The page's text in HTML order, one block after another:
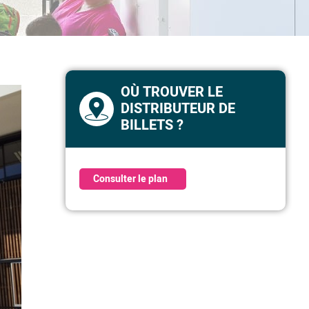
OÙ TROUVER LE
DISTRIBUTEUR DE
BILLETS ?
Consulter le plan